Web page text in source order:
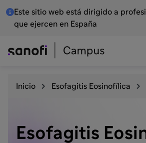
Este sitio web está dirigido a
que ejercen en España
Inicio Esofagitis Eosinofílica
Esofagitis